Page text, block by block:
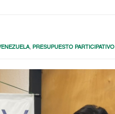
, PRESUPUESTO PARTICIPATIVO